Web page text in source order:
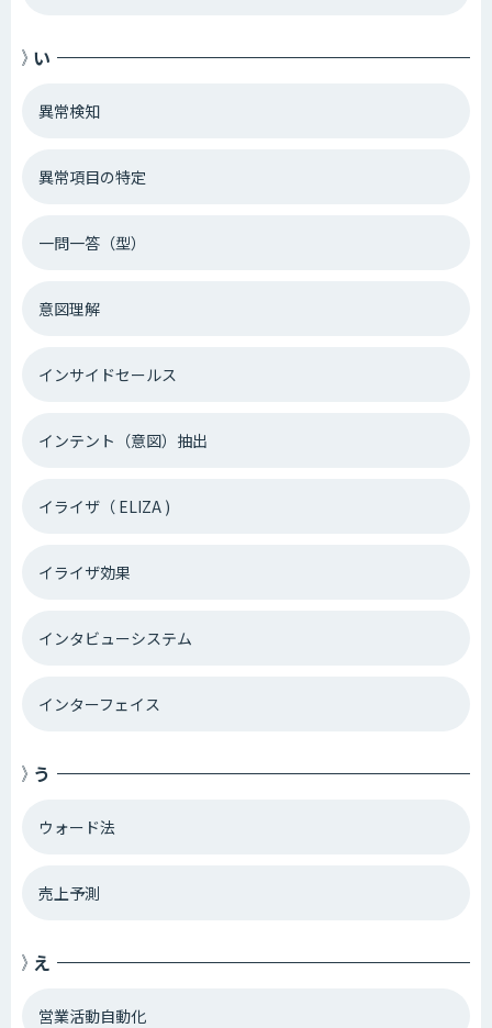
い
異常検知
異常項目の特定
一問一答（型）
意図理解
インサイドセールス
インテント（意図）抽出
イライザ（ ELIZA )
イライザ効果
インタビューシステム
インターフェイス
う
ウォード法
売上予測
え
営業活動自動化